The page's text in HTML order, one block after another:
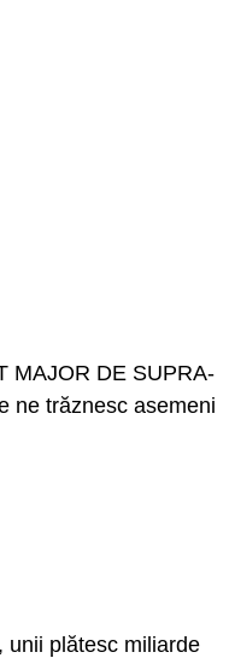
MAJOR DE SUPRA-
ne trăznesc asemeni
unii plătesc miliarde